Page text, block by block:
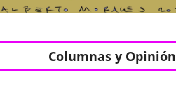
Columnas y Opinión